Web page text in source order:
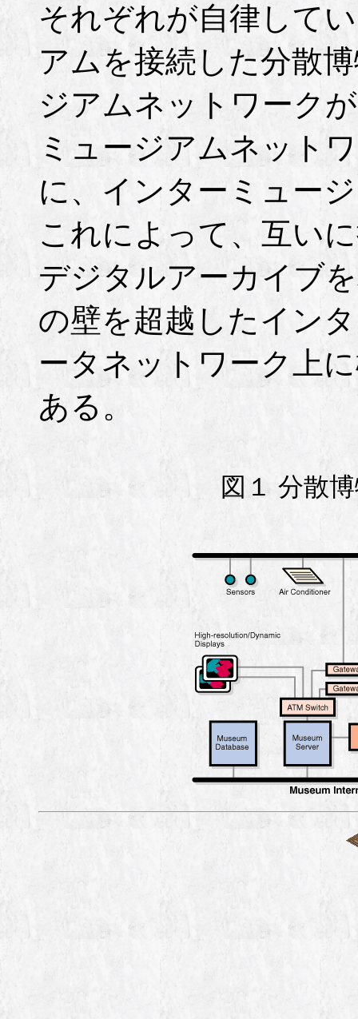
それぞれが自律して
アムを接続した分散
ジアムネットワーク
ミュージアムネット
に、インターミュー
これによって、互い
デジタルアーカイブ
の壁を超越したイン
ータネットワーク上
ある。
図１ 分散